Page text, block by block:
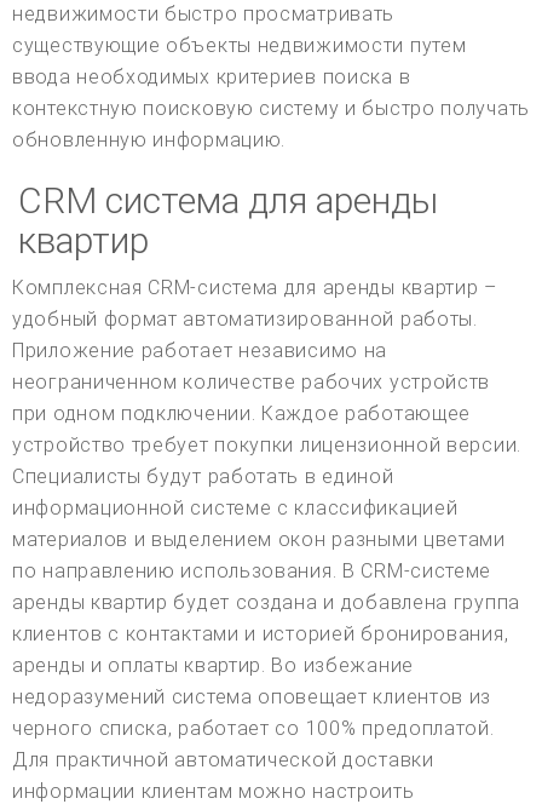
недвижимости быстро просматривать
существующие объекты недвижимости путем
ввода необходимых критериев поиска в
контекстную поисковую систему и быстро получать
обновленную информацию.
CRM система для аренды
квартир
Комплексная CRM-система для аренды квартир –
удобный формат автоматизированной работы.
Приложение работает независимо на
неограниченном количестве рабочих устройств
при одном подключении. Каждое работающее
устройство требует покупки лицензионной версии.
Специалисты будут работать в единой
информационной системе с классификацией
материалов и выделением окон разными цветами
по направлению использования. В CRM-системе
аренды квартир будет создана и добавлена группа
клиентов с контактами и историей бронирования,
аренды и оплаты квартир. Во избежание
недоразумений система оповещает клиентов из
черного списка, работает со 100% предоплатой.
Для практичной автоматической доставки
информации клиентам можно настроить